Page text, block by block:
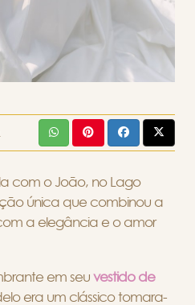
com o João, no Lago
única que combinou a
a elegância e o amor
em seu vestido de
era um clássico tomara-